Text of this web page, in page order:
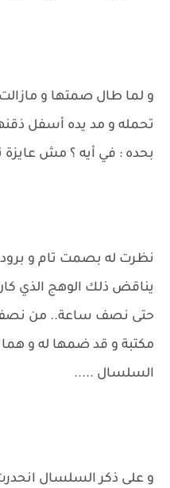
و لما طال صمتها و
تحمله و مد يده أسفل
بحده : في أيه ؟ مش عايزة
نظرت له بصمت تام و
يناقض ذلك الوهج الذي كان
حتى نصف ساعة.. من
مكتبة و قد ضمها له و
السلسال .....
و على ذكر السلسال انحدرت